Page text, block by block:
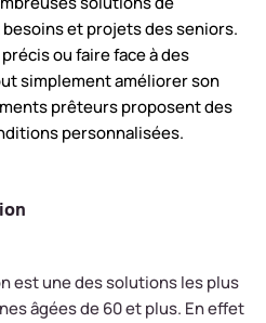
et projets des seniors.
ou faire face à des
simplement améliorer son
prêteurs proposent des
personnalisées.
est une des solutions les plus
âgées de 60 et plus. En effet